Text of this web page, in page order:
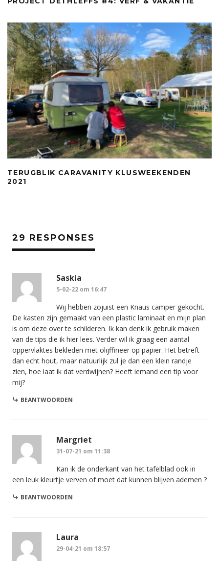
TERUGBLIK CARAVANITY KLUSWEEKENDEN
2021
29 RESPONSES
Saskia
5-02-22 om 16:47
Wij hebben zojuist een Knaus camper gekocht.
De kasten zijn gemaakt van een plastic laminaat en mijn plan
is om deze over te schilderen. Ik kan denk ik gebruik maken
van de tips die ik hier lees. Verder wil ik graag een aantal
oppervlaktes bekleden met olijffineer op papier. Het betreft
dan echt hout, maar natuurlijk zul je dan een klein randje
zien, hoe laat ik dat verdwijnen? Heeft iemand een tip voor
mij?
BEANTWOORDEN
Margriet
31-07-21 om 11:38
Kan ik de onderkant van het tafelblad ook in
een leuk kleurtje verven of moet dat kunnen blijven ademen ?
BEANTWOORDEN
Laura
29-04-21 om 18:57